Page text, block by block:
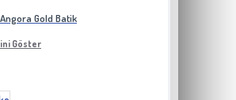
Gold Batik
Göster